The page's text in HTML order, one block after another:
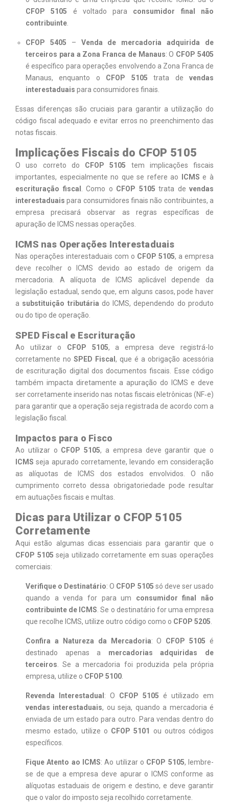
CFOP 5105 é voltado para consumidor final não
contribuinte
CFOP 5405 – Venda de mercadoria adquirida de
terceiros para a Zona Franca de Manaus: O CFOP 5405
é específico para operações envolvendo a Zona Franca de
Manaus, enquanto o CFOP 5105 trata devendas
interestaduais para consumidores finais.
Essas diferenças são cruciais para garantir a utilização do
código fiscal adequado e evitar erros no preenchimento das
notas fiscais.
Implicações Fiscais do CFOP 5105
O uso correto do CFOP 5105 tem implicações fiscais
importantes, especialmente no que se refere ao
ICMS e à
escrituração fiscal
. Como o CFOP 5105 trata de vendas
interestaduais para consumidores finais não contribuintes, a
empresa precisará observar as regras específicas de
apuração de ICMS nessas operações.
ICMS nas Operações Interestaduais
Nas operações interestaduais com o CFOP 5105, a empresa
deve recolher o ICMS devido ao estado de origem da
mercadoria. A alíquota de ICMS aplicável depende da
legislação estadual, sendo que, em alguns casos, pode haver
a substituição tributária do ICMS, dependendo do produto
ou do tipo de operação.
SPED Fiscal e Escrituração
Ao utilizar o CFOP 5105, a empresa deve registrá-lo
corretamente no SPED Fiscal , que é a obrigação acessória
de escrituração digital dos documentos fiscais. Esse código
também impacta diretamente a apuração do ICMS e deve
ser corretamente inserido nas notas fiscais eletrônicas (NF‑e)
para garantir que a operação seja registrada de acordo com a
legislação fiscal.
Impactos para o Fisco
Ao utilizar o CFOP 5105, a empresa deve garantir que o
ICMS seja apurado corretamente, levando em consideração
as alíquotas de ICMS dos estados envolvidos. O não
cumprimento correto dessa obrigatoriedade pode resultar
em autuações fiscais e multas.
Dicas para Utilizar o CFOP 5105
Corretamente
Aqui estão algumas dicas essenciais para garantir que o
CFOP 5105 seja utilizado corretamente em suas operações
comerciais:
Verifique o Destinatário: O CFOP 5105 só deve ser usado
quando a venda for para um consumidor final não
contribuinte de ICMS . Se o destinatário for uma empresa
que recolhe ICMS, utilize outro código como o CFOP 5205
Confira a Natureza da Mercadoria: O CFOP 5105 é
destinado apenas a mercadorias adquiridas de
terceiros . Se a mercadoria foi produzida pela própria
empresa, utilize o CFOP 5100
Revenda Interestadual : O CFOP 5105 é utilizado em
vendas interestaduais, ou seja, quando a mercadoria é
enviada de um estado para outro. Para vendas dentro do
mesmo estado, utilize o CFOP 5101
ou outros códigos
específicos.
Fique Atento ao ICMS: Ao utilizar o CFOP 5105, lembre-
se de que a empresa deve apurar o ICMS conforme as
alíquotas estaduais de origem e destino, e deve garantir
que o valor do imposto seja recolhido corretamente.